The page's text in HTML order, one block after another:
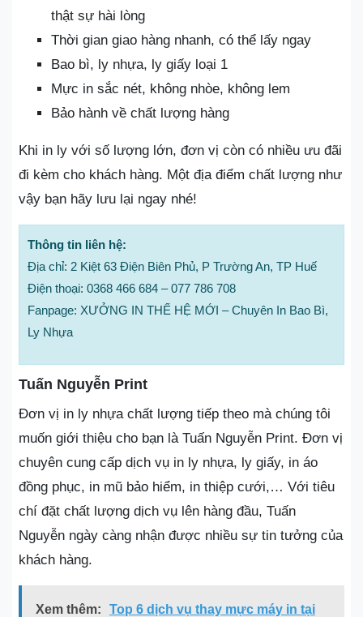
thật sự hài lòng
Thời gian giao hàng nhanh, có thể lấy ngay
Bao bì, ly nhựa, ly giấy loại 1
Mực in sắc nét, không nhòe, không lem
Bảo hành về chất lượng hàng
Khi in ly với số lượng lớn, đơn vị còn có nhiều ưu đãi
đi kèm cho khách hàng. Một địa điểm chất lượng như
vậy bạn hãy lưu lại ngay nhé!
Thông tin liên hệ:
Địa chỉ: 2 Kiệt 63 Điện Biên Phủ, P Trường An, TP Huế
Điện thoại: 0368 466 684 – 077 786 708
Fanpage: XƯỞNG IN THẾ HỆ MỚI – Chuyên In Bao Bì,
Ly Nhựa
Tuấn Nguyễn Print
Đơn vị in ly nhựa chất lượng tiếp theo mà chúng tôi
muốn giới thiệu cho bạn là Tuấn Nguyễn Print. Đơn vị
chuyên cung cấp dịch vụ in ly nhựa, ly giấy, in áo
đồng phục, in mũ bảo hiểm, in thiệp cưới,… Với tiêu
chí đặt chất lượng dịch vụ lên hàng đầu, Tuấn
Nguyễn ngày càng nhận được nhiều sự tin tưởng của
khách hàng.
Xem thêm:
Top 6 dịch vụ thay mực máy in tại